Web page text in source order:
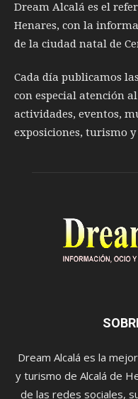
Dream Alcalá es el
Henares, con la
de la ciudad natal de
Cada día publicamos
con especial atención
actividades, eventos,
exposiciones, turismo
Dream Alcalá es la
y turismo de Alcalá de
de las redes sociales,